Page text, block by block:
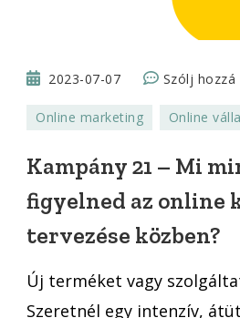
2023-07-07 Szólj
Online marketing Online
Kampány 21 – Mi
figyelned az online
tervezése közben?
Új terméket vagy
Szeretnél egy intenzív,